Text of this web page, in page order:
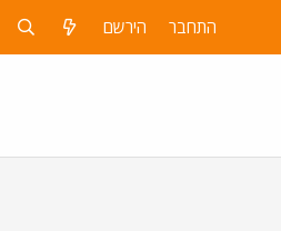
התחבר הירשם